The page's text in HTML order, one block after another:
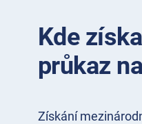
Kde
průkaz
Získání